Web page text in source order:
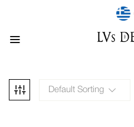
Default Sorting